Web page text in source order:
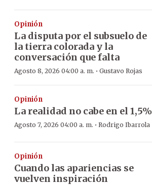
Opinión
La disputa por el subsuelo de
la tierra colorada y la
conversación que falta
Agosto 8, 2026 04:00 a. m. · Gustavo Rojas
Opinión
La realidad no cabe en el 1,5%
Agosto 7, 2026 04:00 a. m. · Rodrigo Ibarrola
Opinión
Cuando las apariencias se
vuelven inspiración